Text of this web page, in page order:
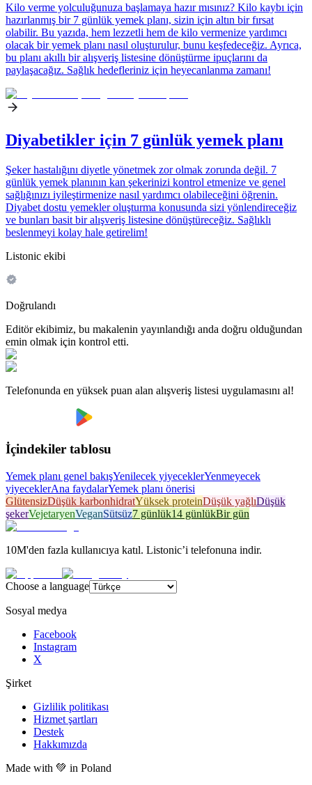
Kilo verme yolculuğunuza başlamaya hazır mısınız? Kilo kaybı için
hazırlanmış bir 7 günlük yemek planı, sizin için altın bir fırsat
olabilir. Bu yazıda, hem lezzetli hem de kilo vermenize yardımcı
olacak bir yemek planı nasıl oluşturulur, bunu keşfedeceğiz. Ayrıca,
bu planı akıllı bir alışveriş listesine dönüştürme ipuçlarını da
paylaşacağız. Sağlık hedefleriniz için heyecanlanma zamanı!
Diyabetikler için 7 günlük yemek planı
Şeker hastalığını diyetle yönetmek zor olmak zorunda değil. 7
günlük yemek planının kan şekerinizi kontrol etmenize ve genel
sağlığınızı iyileştirmenize nasıl yardımcı olabileceğini öğrenin.
Diyabet dostu yemekler oluşturma konusunda sizi yönlendireceğiz
ve bunları basit bir alışveriş listesine dönüştüreceğiz. Sağlıklı
beslenmeyi kolay hale getirelim!
Listonic ekibi
Doğrulandı
Editör ekibimiz, bu makalenin yayınlandığı anda doğru olduğundan
emin olmak için kontrol etti.
Telefonunda en yüksek puan alan alışveriş listesi uygulamasını al!
İçindekiler tablosu
Yemek planı genel bakışYenilecek yiyeceklerYenmeyecek
yiyeceklerAna faydalarYemek planı önerisi
GlütensizDüşük karbonhidratYüksek proteinDüşük yağlıDüşük
şekerVejetaryenVeganSütsüz7 günlük14 günlükBir gün
10M'den fazla kullanıcıya katıl. Listonic’i telefonuna indir.
Choose a language
Sosyal medya
Facebook
Instagram
X
Şirket
Gizlilik politikası
Hizmet şartları
Destek
Hakkımızda
Made with 💚 in Poland